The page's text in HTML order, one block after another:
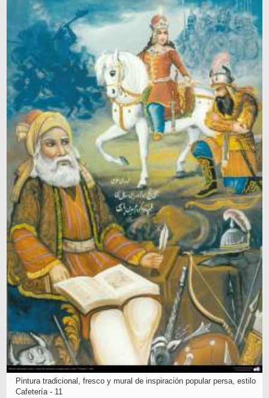
Pintura tradicional, fresco y mural de inspiración popular persa, estilo
Cafetería - 11